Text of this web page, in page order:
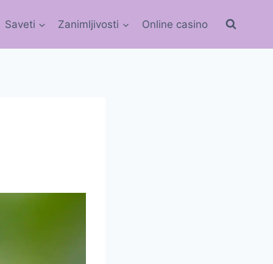
Saveti Zanimljivosti Online casino